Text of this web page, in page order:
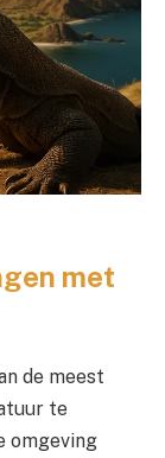
met
de meest
te
omgeving